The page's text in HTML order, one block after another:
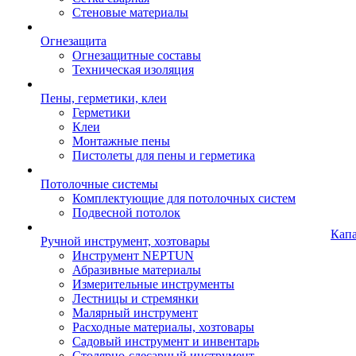
Стеновые материалы
Огнезащита
Огнезащитные составы
Техническая изоляция
Пены, герметики, клеи
Герметики
Клеи
Монтажные пены
Пистолеты для пены и герметика
Потолочные системы
Комплектующие для потолочных систем
Подвесной потолок
Ручной инструмент, хозтовары
Инструмент NEPTUN
Абразивные материалы
Измерительные инструменты
Лестницы и стремянки
Малярный инструмент
Расходные материалы, хозтовары
Садовый инструмент и инвентарь